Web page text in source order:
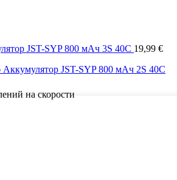
на скорости
JST-SYP 800 мАч 3S 40C 19,99 €